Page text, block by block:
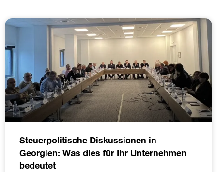
Steuerpolitische Diskussionen in
Georgien: Was dies für Ihr Unternehmen
bedeutet